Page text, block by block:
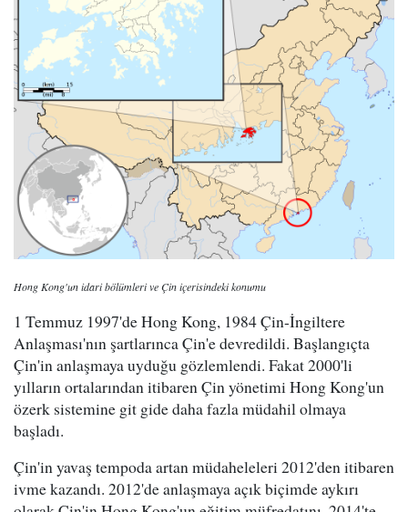
Hong Kong'un idari bölümleri ve Çin içerisindeki konumu
1 Temmuz 1997'de Hong Kong, 1984 Çin-İngiltere
Anlaşması'nın şartlarınca Çin'e devredildi. Başlangıçta
Çin'in anlaşmaya uyduğu gözlemlendi. Fakat 2000'li
yılların ortalarından itibaren Çin yönetimi Hong Kong'un
özerk sistemine git gide daha fazla müdahil olmaya
başladı.
Çin'in yavaş tempoda artan müdaheleleri 2012'den itibaren
ivme kazandı. 2012'de anlaşmaya açık biçimde aykırı